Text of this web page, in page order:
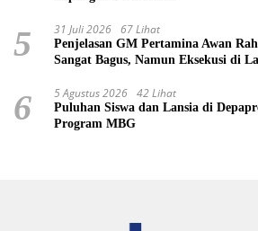
5 31 Juli 2026 67 Lihat
Penjelasan GM Pertamina Awan
Sangat Bagus, Namun Eksekusi di
6 5 Agustus 2026 42 Lihat
Puluhan Siswa dan Lansia di
Program MBG